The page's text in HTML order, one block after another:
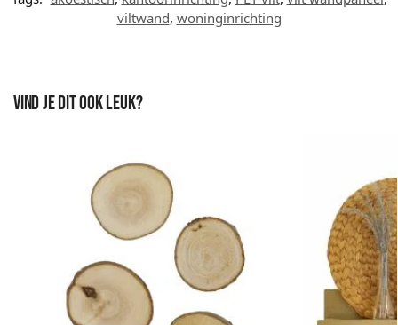
viltwand, woninginrichting
Vind je dit ook leuk?